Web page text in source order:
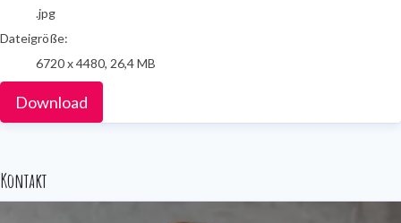
.jpg
Dateigröße:
6720 x 4480, 26,4 MB
Download
Kontakt